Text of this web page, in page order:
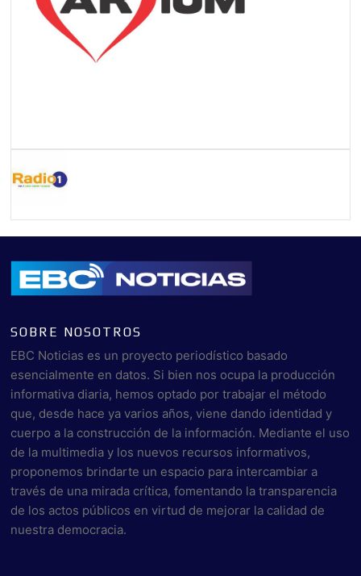
SOBRE NOSOTROS
EBC Noticias es un proyecto periodístico basado
esencialmente en datos. Si bien nos ocupa la producción
informativa diaria, hemos optado por trabajar el método
que, desde hace ya varios años, viene dando identidad y
cuerpo a la construcción de la información. Mediante el uso
de la multimedia y los nuevos recursos informativos,
proponemos brindarte un espacio para intercambiar a
través de una mirada crítica, fomentando la transparencia
de los actos públicos en virtud de mejorar la calidad de
nuestra democracia.